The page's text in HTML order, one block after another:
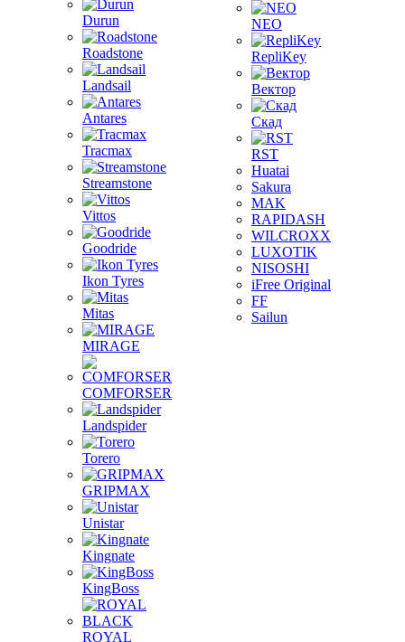
Durun
Roadstone
Landsail
Antares
Tracmax
Streamstone
Vittos
Goodride
Ikon Tyres
Mitas
MIRAGE
COMFORSER
Landspider
Torero
GRIPMAX
Unistar
Kingnate
KingBoss
ROYAL
NEO
RepliKey
Вектор
Скад
RST
Huatai
Sakura
MAK
RAPIDASH
WILCROXX
LUXOTIK
NISOSHI
iFree Original
FF
Sailun